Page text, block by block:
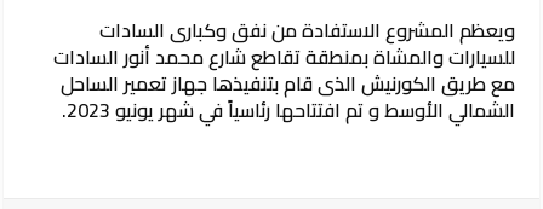
ويعظم المشروع الاستفادة من نفق وكبارى السادات
للسيارات والمشاة بمنطقة تقاطع شارع محمد أنور السادات
مع طريق الكورنيش الذى قام بتنفيذها جهاز تعمير الساحل
الشمالي الأوسط و تم افتتاحها رئاسياً في شهر يونيو 2023.